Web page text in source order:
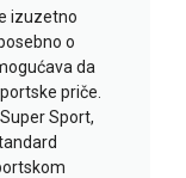
izuzetno
o
da
priče.
Sport,